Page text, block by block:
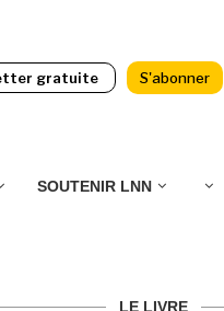
gratuite S'abonner
SOUTENIR LNN
LE LIVRE